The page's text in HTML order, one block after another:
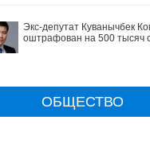
Экс-депутат Куванычбек
оштрафован на 500 тысяч
ОБЩЕСТВО